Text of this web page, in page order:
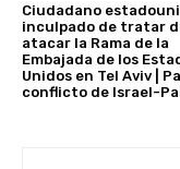
Ciudadano
inculpado de tratar
atacar la Rama de la
Embajada de los
Unidos en Tel Aviv |
conflicto de Israel-